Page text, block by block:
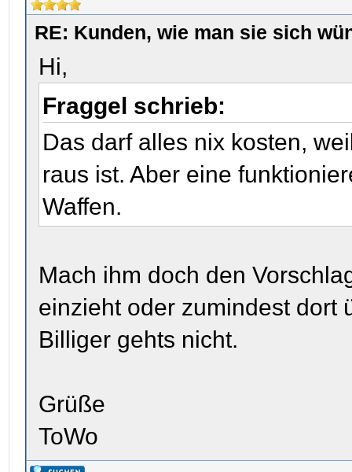
RE: Kunden, wie man sie sich
Hi,
Fraggel schrieb:
Das darf alles nix kosten,
raus ist. Aber eine
Waffen.
Mach ihm doch den
einzieht oder zumindest dort
Billiger gehts nicht.
Grüße
ToWo